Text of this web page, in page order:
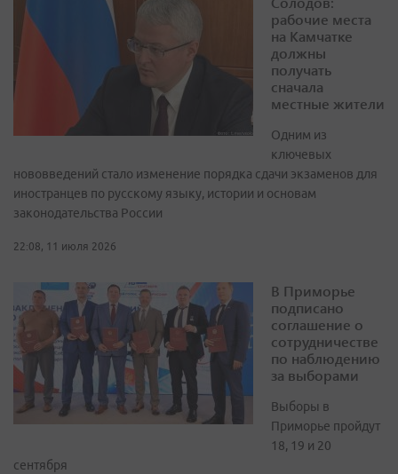
рабочие места
на Камчатке
должны
получать
сначала
местные жители
Одним из
ключевых
нововведений стало изменение порядка сдачи экзаменов для
иностранцев по русскому языку, истории и основам
законодательства России
22:08, 11 июля 2026
В Приморье
подписано
соглашение о
сотрудничестве
по наблюдению
за выборами
Выборы в
Приморье пройдут
18, 19 и 20
сентября